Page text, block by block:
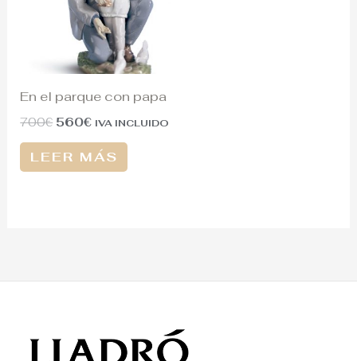
En el parque con papa
700€ 560€ IVA INCLUIDO
LEER MÁS